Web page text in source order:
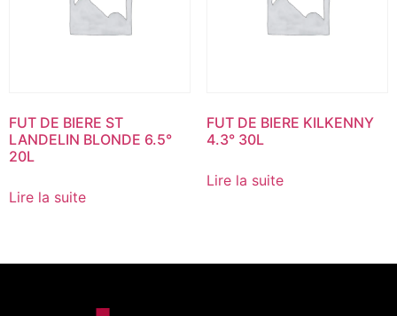
FUT DE BIERE ST
LANDELIN BLONDE 6.5°
20L
Lire la suite
FUT DE BIERE KILKENNY
4.3° 30L
Lire la suite